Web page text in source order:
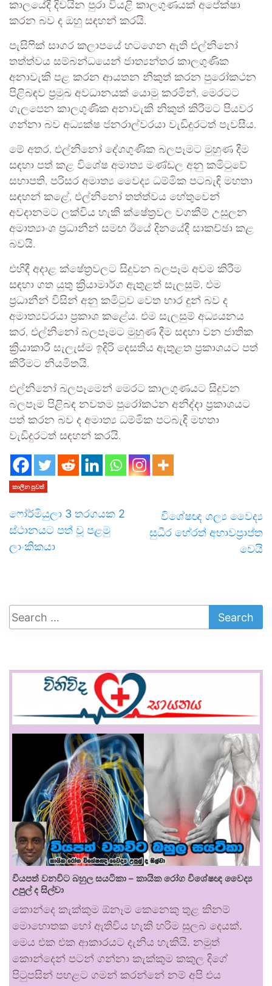
කාලයේදී දිවයින පුරා වියළි කාලගුණයක් අපේක්ෂා
කරන බව ද ඔහු සඳහන් කරයි.
පැසිෆික් සාගර කලාපයේ හටගෙන ඇති එල්නිනෝ
තත්ත්වය සම්බන්ධයෙන් ජාත්‍යන්තර කාලගුණික
අනාවැකි පළ කරන ආයතන නිකුත් කරන පුරෝකථන
පිළිබඳව ප්‍රමුඛ අවධානයක් යොමු කරමින්, මෙරටට
ගැලපෙන කාලගුණික අනාවැකි නිකුත් කිරීමට පියවර
ගන්නා බව අධ්‍යක්ෂ ජනරාල්වරයා වැඩිදුරටත් පැවසීය.
මේ අතර, එල්නිනෝ දේශගුණික බලපෑමට මුහුණ දීම
සඳහා පත් කළ විශේෂ අමාත්‍ය මණ්ඩල අනු කමිටුවේ
සභාපති, පරිසර අමාත්‍ය වෛද්‍ය ධම්මික පටබැඳි මහතා
සඳහන් කළේ, එල්නිනෝ තත්ත්වය හේතුවෙන්
අවදානමට ලක්විය හැකි ක්ෂේත්‍රවල වගකීම් උසුලන
අමාත්‍යාංශ ප්‍රධානීන් සමඟ ඊයේ දිනයේදී සාකච්ඡා කළ
බවයි.
එහිදී අදාළ ක්ෂේත්‍රවලට සිදුවන බලපෑම අවම කිරීම
සඳහා ගත යුතු ක්‍රියාමාර්ග ඇතුළත් සැලසුම්, එම
ප්‍රධානීන් විසින් අනු කමිටුව වෙත භාර දුන් බව ද
අමාත්‍යවරයා ප්‍රකාශ කළේය. එම සැලසුම් අධ්‍යයනය
කර, එල්නිනෝ බලපෑමට මුහුණ දීම සඳහා වන ජාතික
ක්‍රියාකාරී සැලැස්ම ඉදිරි දෙසතිය ඇතුළත ප්‍රකාශයට පත්
කිරීමට නියමිතයි.
එල්නිනෝ බලපෑමෙන් මෙරට කාලගුණයට සිදුවන
බලපෑම පිළිබඳ නවතම පුරෝකථන අනිද්දා ප්‍රකාශයට
පත් කරන බව ද අමාත්‍ය ධම්මික පටබැඳි මහතා
වැඩිදුරටත් සඳහන් කරයි.
කාලීන පුවත්
ෆෝර්මියුලා 3 තරගයක 2
ස්ථානයට පත් වූ පළමු
ලාංකිකයා
විශේෂඥ ශල්‍ය වෛද්‍ය
සුධීර හේරත් අභාවප්‍රාප්ත
වෙයි
වියපත් වනවිට බහුල සයටිකා – කායික රෝග විශේෂඥ වෛද්‍ය
උපුල් ද සිල්වා
කොන්දෙ කැක්කුම ඕනෑම කෙනෙකු තුළ කිනම්
මොහොතක හෝ ඇතිවිය හැකි හරිම සුලබ දෙයක්.
මෙය එක එක ආකාරයට දැනිය හැකියි. නමුත්
කොන්දෙන් පටන් ගන්නා කැක්කුම කකුල දිගේ
පිටුපසින් පහළට ගමන් කරන්නේ නම් අපි එය